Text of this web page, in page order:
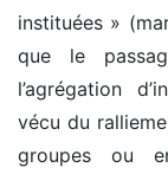
instituées »
que le
l’agrégation
vécu du
groupes ou